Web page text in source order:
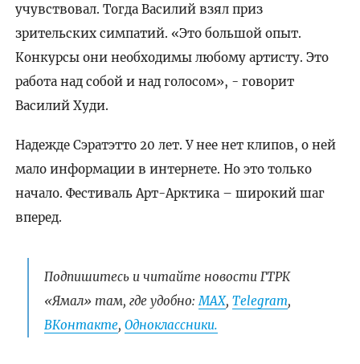
учувствовал. Тогда Василий взял приз
зрительских симпатий. «Это большой опыт.
Конкурсы они необходимы любому артисту. Это
работа над собой и над голосом», - говорит
Василий Худи.
Надежде Сэратэтто 20 лет. У нее нет клипов, о ней
мало информации в интернете. Но это только
начало. Фестиваль Арт-Арктика – широкий шаг
вперед.
Подпишитесь и читайте новости ГТРК
«Ямал» там, где удобно:МАХ, Telegram,
ВКонтакте, Одноклассники.